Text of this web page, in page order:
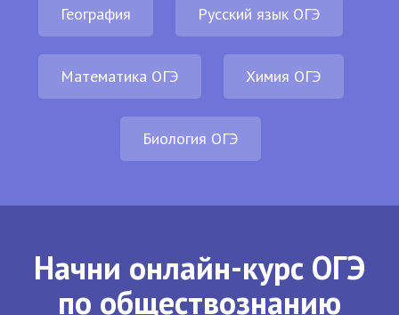
География Русский язык ОГЭ
Математика ОГЭ Химия ОГЭ
Биология ОГЭ
Начни онлайн-курс ОГЭ
по обществознанию